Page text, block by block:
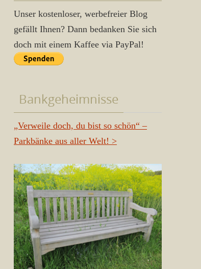
Unser kostenloser, werbefreier Blog
gefällt Ihnen? Dann bedanken Sie sich
doch mit einem Kaffee via PayPal!
Bankgeheimnisse
„Verweile doch, du bist so schön“ –
Parkbänke aus aller Welt! >